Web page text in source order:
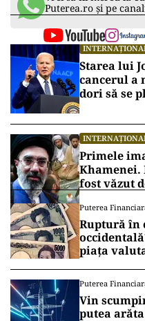
Puterea.ro și pe
Starea lui
cancerul a
dori să se
Primele
fost văzut
Puterea
Ruptură în
piața
Puterea
Vin
putea